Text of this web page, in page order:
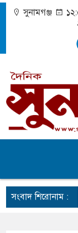
সুনামগঞ্জ
সংবাদ শিরোনাম :
তার চেহারা কি দেখা গেছে